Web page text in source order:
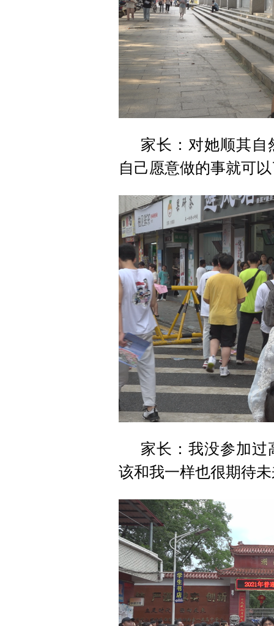
家长：对她顺其
自己愿意做的事就可
家长：我没参加
该和我一样也很期待